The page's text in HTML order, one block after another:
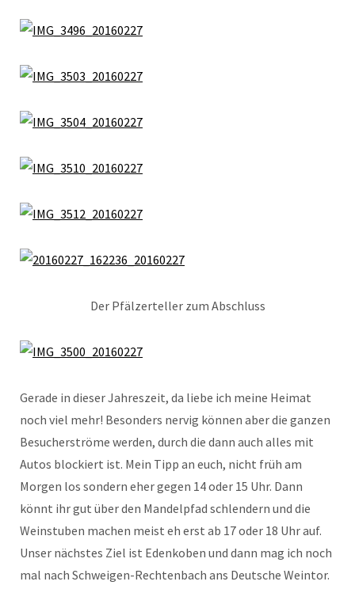
Der Pfälzerteller zum Abschluss
Gerade in dieser Jahreszeit, da liebe ich meine Heimat
noch viel mehr! Besonders nervig können aber die ganzen
Besucherströme werden, durch die dann auch alles mit
Autos blockiert ist. Mein Tipp an euch, nicht früh am
Morgen los sondern eher gegen 14 oder 15 Uhr. Dann
könnt ihr gut über den Mandelpfad schlendern und die
Weinstuben machen meist eh erst ab 17 oder 18 Uhr auf.
Unser nächstes Ziel ist Edenkoben und dann mag ich noch
mal nach Schweigen-Rechtenbach ans Deutsche Weintor.